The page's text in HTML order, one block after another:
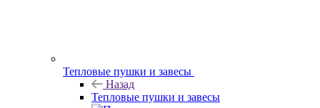
Тепловые пушки и завесы
Назад
Тепловые пушки и завесы